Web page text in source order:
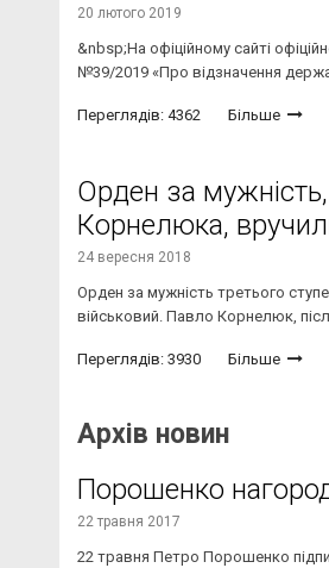
20 лютого 2019
&nbsp;На офіційному сайті
№39/2019 «Про відзначення
Переглядів: 4362 Більше
Орден за
Корнелюка,
24 вересня 2018
Орден за мужність третього
військовий. Павло Корнелюк,
Переглядів: 3930 Більше
Архів новин
Порошенко
22 травня 2017
22 травня Петро Порошенко